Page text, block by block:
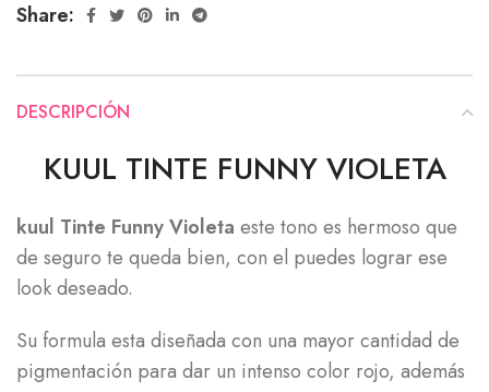
Share:
DESCRIPCIÓN
KUUL TINTE FUNNY VIOLETA
kuul Tinte Funny Violeta este tono es hermoso que
de seguro te queda bien, con el puedes lograr ese
look deseado.
Su formula esta diseñada con una mayor cantidad de
pigmentación para dar un intenso color rojo, además